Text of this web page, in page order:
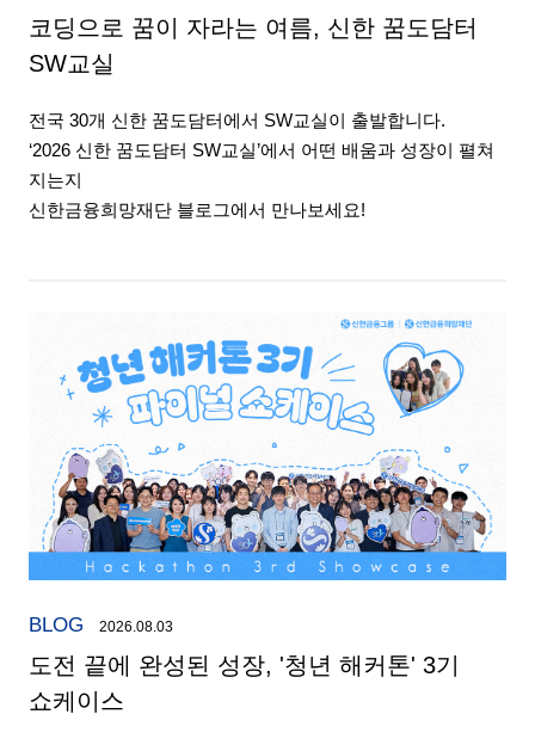
코딩으로 꿈이 자라는 여름, 신한 꿈도담터
SW교실
전국 30개 신한 꿈도담터에서 SW교실이 출발합니다.
‘2026 신한 꿈도담터 SW교실’에서 어떤 배움과 성장이 펼쳐
지는지
신한금융희망재단 블로그에서 만나보세요!
BLOG 2026.08.03
도전 끝에 완성된 성장, '청년 해커톤' 3기
쇼케이스